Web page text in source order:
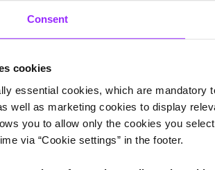
Consent
cookies
essential cookies, which are mandatory
well as marketing cookies to display
you to allow only the cookies you
via “Cookie settings” in the footer.